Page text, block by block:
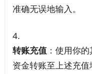
准确无误地输入。
转账充值：使用你
资金转账至上述充